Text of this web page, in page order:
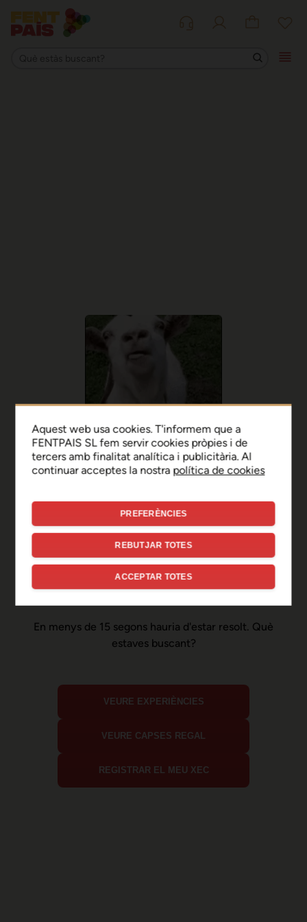
Ep, disculpa!
Sembla que hi ha hagut un
error de connexió temporal
En menys de 15 segons hauria d'estar resolt. Què
estaves buscant?
VEURE EXPERIÈNCIES
VEURE CAPSES REGAL
REGISTRAR EL MEU XEC
Aquest web usa cookies. T'informem que a
FENTPAIS SL fem servir cookies pròpies i de
tercers amb finalitat analítica i publicitària. Al
continuar acceptes la nostra política de cookies
PREFERÈNCIES
REBUTJAR TOTES
ACCEPTAR TOTES